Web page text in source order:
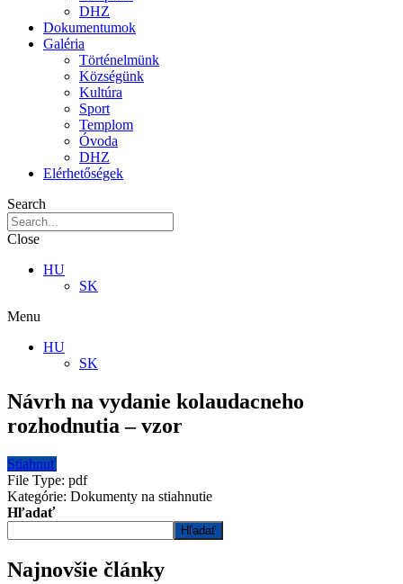
DHZ
Dokumentumok
Galéria
Történelmünk
Községünk
Kultúra
Sport
Templom
Óvoda
DHZ
Elérhetőségek
Search
Close
HU
SK
Menu
HU
SK
Návrh na vydanie kolaudacneho
rozhodnutia – vzor
Stiahnuť
File Type: pdf
Kategórie: Dokumenty na stiahnutie
Hľadať
Hľadať
Najnovšie články